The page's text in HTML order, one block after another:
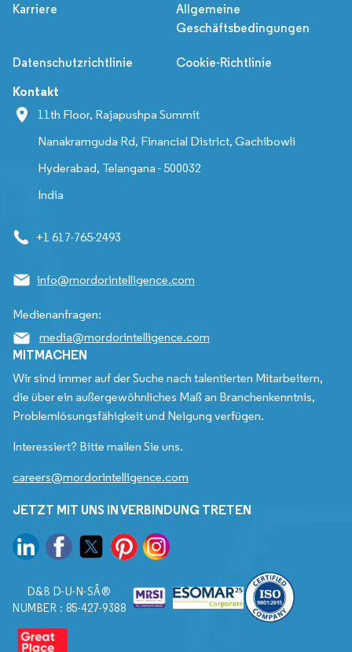
Karriere
Allgemeine
Geschäftsbedingungen
Datenschutzrichtlinie Cookie-Richtlinie
Kontakt
11th Floor, Rajapushpa Summit
Nanakramguda Rd, Financial District, Gachibowli
Hyderabad, Telangana - 500032
India
+1 617-765-2493
info@mordorintelligence.com
Medienanfragen:
media@mordorintelligence.com
MITMACHEN
Wir sind immer auf der Suche nach talentierten Mitarbeitern,
die über ein außergewöhnliches Maß an Branchenkenntnis,
Problemlösungsfähigkeit und Neigung verfügen.
Interessiert? Bitte mailen Sie uns.
careers@mordorintelligence.com
JETZT MIT UNS IN VERBINDUNG TRETEN
D&B D-U-N-SÂ®
NUMBER : 85-427-9388